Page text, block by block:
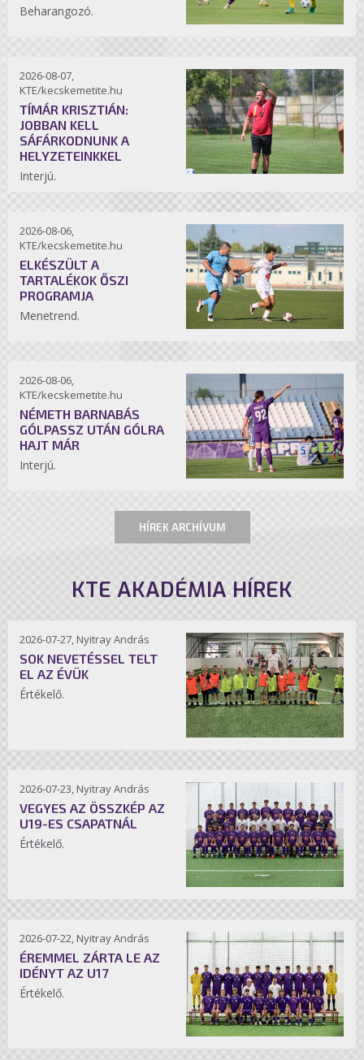
Beharangozó.
2026-08-07,
KTE/kecskemetite.hu
TÍMÁR KRISZTIÁN:
JOBBAN KELL
SÁFÁRKODNUNK A
HELYZETEINKKEL
Interjú.
2026-08-06,
KTE/kecskemetite.hu
ELKÉSZÜLT A
TARTALÉKOK ŐSZI
PROGRAMJA
Menetrend.
2026-08-06,
KTE/kecskemetite.hu
NÉMETH BARNABÁS
GÓLPASSZ UTÁN GÓLRA
HAJT MÁR
Interjú.
HÍREK ARCHÍVUM
KTE AKADÉMIA HÍREK
2026-07-27, Nyitray András
SOK NEVETÉSSEL TELT
EL AZ ÉVÜK
Értékelő.
2026-07-23, Nyitray András
VEGYES AZ ÖSSZKÉP AZ
U19-ES CSAPATNÁL
Értékelő.
2026-07-22, Nyitray András
ÉREMMEL ZÁRTA LE AZ
IDÉNYT AZ U17
Értékelő.